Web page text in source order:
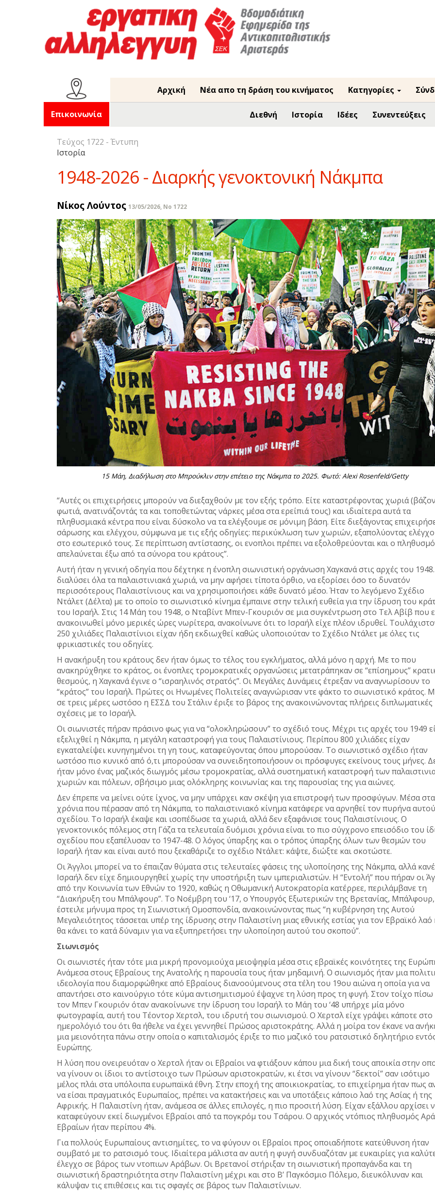
Επικοινωνία
Αρχική Νέα απο τη δράση του κινήματος Κατηγορίες
Διεθνή Ιστορία Ιδέες Συνεντεύξεις
Τεύχος 1722 - Έντυπη
Ιστορία
1948-2026 - Διαρκής γενοκτονική Νάκμπα
Νίκος Λούντος 13/05/2026, No 1722
15 Mάη, Διαδήλωση στο Μπρούκλιν στην επέτειο της Νάκμπα το 2025. Φωτό: Alexi Rosenfeld/Getty
“Αυτές οι επιχειρήσεις μπορούν να διεξαχθούν με τον εξής τρόπο. Είτε καταστρέφοντας χωριά
φωτιά, ανατινάζοντάς τα και τοποθετώντας νάρκες μέσα στα ερείπιά τους) και ιδιαίτερα αυτά τα
πληθυσμιακά κέντρα που είναι δύσκολο να τα ελέγξουμε σε μόνιμη βάση. Είτε διεξάγοντας
σάρωσης και ελέγχου, σύμφωνα με τις εξής οδηγίες: περικύκλωση των χωριών, εξαπολύοντας
στο εσωτερικό τους. Σε περίπτωση αντίστασης, οι ενοπλοι πρέπει να εξολοθρεύονται και ο
απελαύνεται έξω από τα σύνορα του κράτους”.
Αυτή ήταν η γενική οδηγία που δέχτηκε η ένοπλη σιωνιστική οργάνωση Χαγκανά στις αρχές του
διαλύσει όλα τα παλαιστινιακά χωριά, να μην αφήσει τίποτα όρθιο, να εξορίσει όσο το δυνατόν
περισσότερους Παλαιστίνιους και να χρησιμοποιήσει κάθε δυνατό μέσο. Ήταν το λεγόμενο Σχέδιο
Ντάλετ (Δέλτα) με το οποίο το σιωνιστικό κίνημα έμπαινε στην τελική ευθεία για την ίδρυση του
του Ισραήλ. Στις 14 Μάη του 1948, ο Νταβίντ Μπεν-Γκουριόν σε μια συγκέντρωση στο Τελ Αβίβ που
ανακοινωθεί μόνο μερικές ώρες νωρίτερα, ανακοίνωνε ότι το Ισραήλ είχε πλέον ιδρυθεί.
250 χιλιάδες Παλαιστίνιοι είχαν ήδη εκδιωχθεί καθώς υλοποιούταν το Σχέδιο Ντάλετ με όλες τις
φρικιαστικές του οδηγίες.
Η ανακήρυξη του κράτους δεν ήταν όμως το τέλος του εγκλήματος, αλλά μόνο η αρχή. Με το που
ανακηρύχθηκε το κράτος, οι ένοπλες τρομοκρατικές οργανώσεις μετατράπηκαν σε “επίσημους”
θεσμούς, η Χαγκανά έγινε ο “ισραηλινός στρατός”. Οι Μεγάλες Δυνάμεις έτρεξαν να αναγνωρίσουν το
“κράτος” του Ισραήλ. Πρώτες οι Ηνωμένες Πολιτείες αναγνώρισαν ντε φάκτο το σιωνιστικό κράτος.
σε τρεις μέρες ωστόσο η ΕΣΣΔ του Στάλιν έριξε το βάρος της ανακοινώνοντας πλήρεις διπλωματικές
σχέσεις με το Ισραήλ.
Οι σιωνιστές πήραν πράσινο φως για να “ολοκληρώσουν” το σχέδιό τους. Μέχρι τις αρχές του 1949
εξελιχθεί η Νάκμπα, η μεγάλη καταστροφή για τους Παλαιστίνιους. Περίπου 800 χιλιάδες είχαν
εγκαταλείψει κυνηγημένοι τη γη τους, καταφεύγοντας όπου μπορούσαν. Το σιωνιστικό σχέδιο ήταν
ωστόσο πιο κυνικό από ό,τι μπορούσαν να συνειδητοποιήσουν οι πρόσφυγες εκείνους τους μήνες.
ήταν μόνο ένας μαζικός διωγμός μέσω τρομοκρατίας, αλλά συστηματική καταστροφή των
χωριών και πόλεων, σβήσιμο μιας ολόκληρης κοινωνίας και της παρουσίας της για αιώνες.
Δεν έπρεπε να μείνει ούτε ίχνος, να μην υπάρχει καν σκέψη για επιστροφή των προσφύγων. Μέσα
χρόνια που πέρασαν από τη Νάκμπα, το παλαιστινιακό κίνημα κατάφερε να αρνηθεί τον πυρήνα
σχεδίου. Το Ισραήλ έκαψε και ισοπέδωσε τα χωριά, αλλά δεν εξαφάνισε τους Παλαιστίνιους. Ο
γενοκτονικός πόλεμος στη Γάζα τα τελευταία δυόμισι χρόνια είναι το πιο σύγχρονο επεισόδιο του
σχεδίου που εξαπέλυσαν το 1947-48. Ο λόγος ύπαρξης και ο τρόπος ύπαρξης όλων των θεσμών του
Ισραήλ ήταν και είναι αυτό που ξεκαθάριζε το σχέδιο Ντάλετ: κάψτε, διώξτε και σκοτώστε.
Οι Άγγλοι μπορεί να το έπαιζαν θύματα στις τελευταίες φάσεις της υλοποίησης της Νάκμπα, αλλά
Ισραήλ δεν είχε δημιουργηθεί χωρίς την υποστήριξη των ιμπεριαλιστών. Η “Εντολή” που πήραν οι
από την Κοινωνία των Εθνών το 1920, καθώς η Οθωμανική Αυτοκρατορία κατέρρεε, περιλάμβανε τη
“Διακήρυξη του Μπάλφουρ”. Το Νοέμβρη του ‘17, ο Υπουργός Εξωτερικών της Βρετανίας, Μπάλφουρ,
έστειλε μήνυμα προς τη Σιωνιστική Ομοσπονδία, ανακοινώνοντας πως “η κυβέρνηση της Αυτού
Μεγαλειότητος τάσσεται υπέρ της ίδρυσης στην Παλαιστίνη μιας εθνικής εστίας για τον Εβραϊκό λαό
θα κάνει το κατά δύναμιν για να εξυπηρετήσει την υλοποίηση αυτού του σκοπού”.
Σιωνισμός
Οι σιωνιστές ήταν τότε μια μικρή προνομιούχα μειοψηφία μέσα στις εβραϊκές κοινότητες της
Ανάμεσα στους Εβραίους της Ανατολής η παρουσία τους ήταν μηδαμινή. Ο σιωνισμός ήταν μια
ιδεολογία που διαμορφώθηκε από Εβραίους διανοούμενους στα τέλη του 19ου αιώνα η οποία για να
απαντήσει στο καινούργιο τότε κύμα αντισημιτισμού έψαχνε τη λύση προς τη φυγή. Στον τοίχο
τον Μπεν Γκουριόν όταν ανακοίνωνε την ίδρυση του Ισραήλ το Μάη του ‘48 υπήρχε μία μόνο
φωτογραφία, αυτή του Τέοντορ Χερτσλ, του ιδρυτή του σιωνισμού. Ο Χερτσλ είχε γράψει κάποτε στο
ημερολόγιό του ότι θα ήθελε να έχει γεννηθεί Πρώσος αριστοκράτης. Αλλά η μοίρα τον έκανε να
μια μειονότητα πάνω στην οποία ο καπιταλισμός έριξε το πιο μαζικό του ρατσιστικό δηλητήριο
Ευρώπης.
Η λύση που ονειρευόταν ο Χερτσλ ήταν οι Εβραίοι να φτιάξουν κάπου μια δική τους αποικία στην
να γίνουν οι ίδιοι το αντίστοιχο των Πρώσων αριστοκρατών, κι έτσι να γίνουν “δεκτοί” σαν ισότιμο
μέλος πλάι στα υπόλοιπα ευρωπαϊκά έθνη. Στην εποχή της αποικιοκρατίας, το επιχείρημα ήταν πως
να είσαι πραγματικός Ευρωπαίος, πρέπει να κατακτήσεις και να υποτάξεις κάποιο λαό της Ασίας ή της
Αφρικής. Η Παλαιστίνη ήταν, ανάμεσα σε άλλες επιλογές, η πιο προσιτή λύση. Είχαν εξάλλου αρχίσει
καταφεύγουν εκεί διωγμένοι Εβραίοι από τα πογκρόμ του Τσάρου. Ο αρχικός ντόπιος πληθυσμός
Εβραίων ήταν περίπου 4%.
Για πολλούς Ευρωπαίους αντισημίτες, το να φύγουν οι Εβραίοι προς οποιαδήποτε κατεύθυνση ήταν
συμβατό με το ρατσισμό τους. Ιδιαίτερα μάλιστα αν αυτή η φυγή συνδυαζόταν με ευκαιρίες για
έλεγχο σε βάρος των ντοπιων Αράβων. Οι Βρετανοί στήριξαν τη σιωνιστική προπαγάνδα και τη
σιωνιστική δραστηριότητα στην Παλαιστίνη μέχρι και στο Β’ Παγκόσμιο Πόλεμο, διευκόλυναν και
κάλυψαν τις επιθέσεις και τις σφαγές σε βάρος των Παλαιστίνιων.